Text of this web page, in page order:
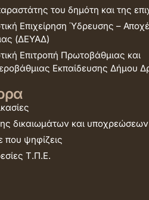
του δημότη και της
Επιχείρηση Ύδρευσης –
(ΔΕΥΑΔ)
Επιτροπή Πρωτοβάθμιας και
Εκπαίδευσης Δήμου
δικαιωμάτων και
που ψηφίζεις
Τ.Π.Ε.